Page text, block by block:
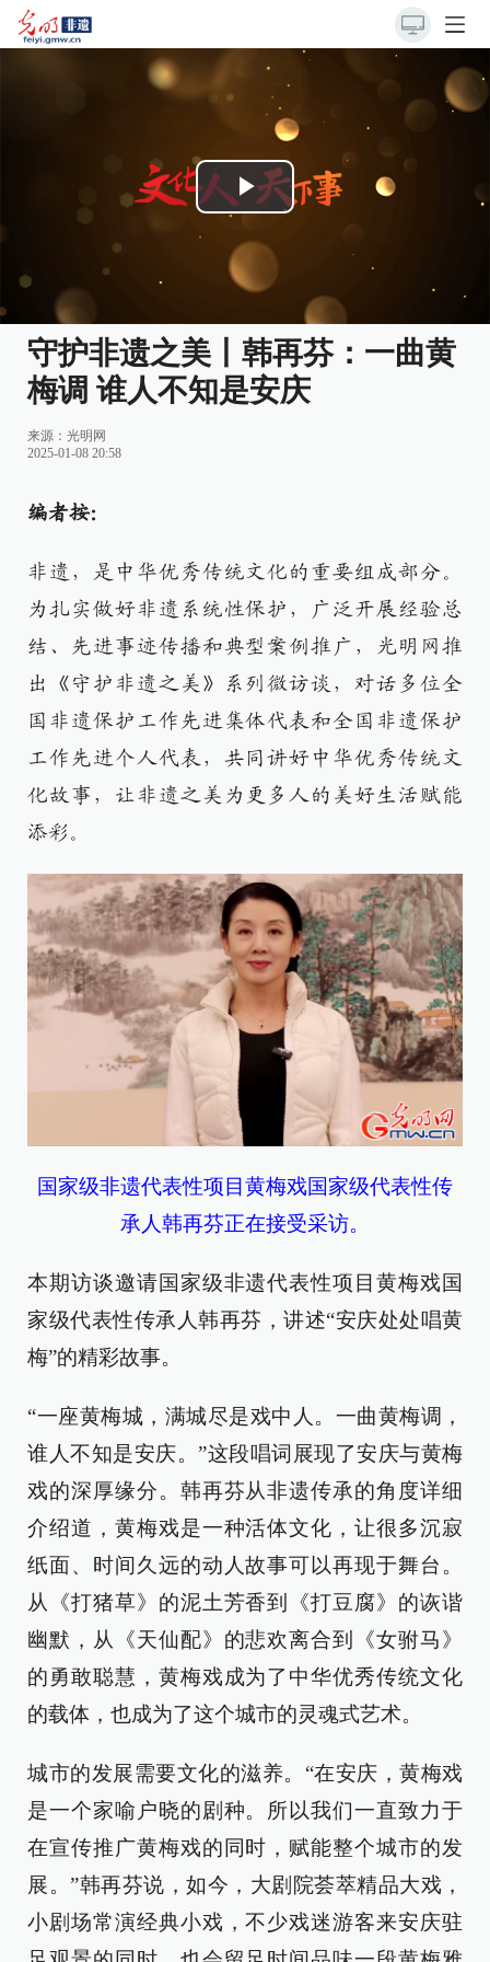
Play
Video
守护非遗之美丨韩再芬：一曲黄
梅调 谁人不知是安庆
来源： 光明网
2025-01-08 20:58
编者按：
非遗，是中华优秀传统文化的重要组成部分。
为扎实做好非遗系统性保护，广泛开展经验总
结、先进事迹传播和典型案例推广，光明网推
出《守护非遗之美》系列微访谈，对话多位全
国非遗保护工作先进集体代表和全国非遗保护
工作先进个人代表，共同讲好中华优秀传统文
化故事，让非遗之美为更多人的美好生活赋能
添彩。
国家级非遗代表性项目黄梅戏国家级代表性传
承人韩再芬正在接受采访。
本期访谈邀请国家级非遗代表性项目黄梅戏国
家级代表性传承人韩再芬，讲述“安庆处处唱黄
梅”的精彩故事。
“一座黄梅城，满城尽是戏中人。一曲黄梅调，
谁人不知是安庆。”这段唱词展现了安庆与黄梅
戏的深厚缘分。韩再芬从非遗传承的角度详细
介绍道，黄梅戏是一种活体文化，让很多沉寂
纸面、时间久远的动人故事可以再现于舞台。
从《打猪草》的泥土芳香到《打豆腐》的诙谐
幽默，从《天仙配》的悲欢离合到《女驸马》
的勇敢聪慧，黄梅戏成为了中华优秀传统文化
的载体，也成为了这个城市的灵魂式艺术。
城市的发展需要文化的滋养。“在安庆，黄梅戏
是一个家喻户晓的剧种。所以我们一直致力于
在宣传推广黄梅戏的同时，赋能整个城市的发
展。”韩再芬说，如今，大剧院荟萃精品大戏，
小剧场常演经典小戏，不少戏迷游客来安庆驻